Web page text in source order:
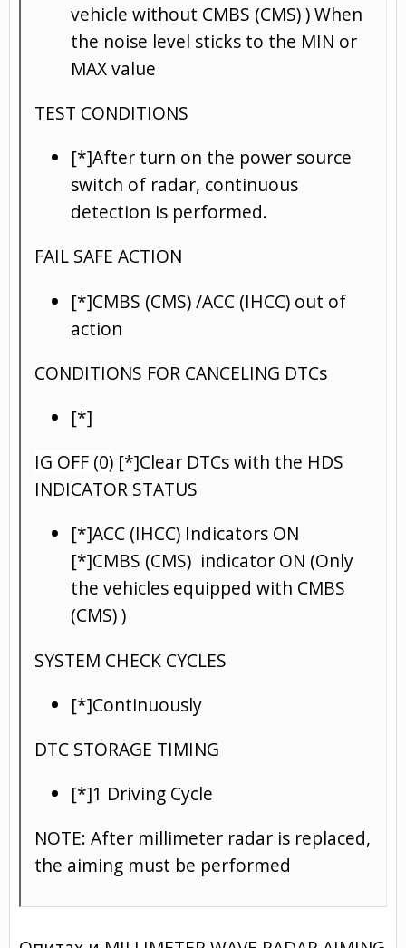
vehicle without CMBS (CMS) ) When
the noise level sticks to the MIN or
MAX value
TEST CONDITIONS
[*]After turn on the power source
switch of radar, continuous
detection is performed.
FAIL SAFE ACTION
[*]CMBS (CMS) /ACC (IHCC) out of
action
CONDITIONS FOR CANCELING DTCs
[*]
IG OFF (0) [*]Clear DTCs with the HDS
INDICATOR STATUS
[*]ACC (IHCC) Indicators ON
[*]CMBS (CMS) indicator ON (Only
the vehicles equipped with CMBS
(CMS) )
SYSTEM CHECK CYCLES
[*]Continuously
DTC STORAGE TIMING
[*]1 Driving Cycle
NOTE: After millimeter radar is replaced,
the aiming must be performed